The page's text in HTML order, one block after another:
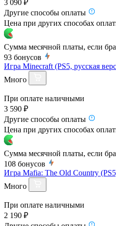
3 090 ₽
Другие способы оплаты
Цена при других способах
Сумма месячной платы, если
93 бонусов
Игра Minecraft (PS5, русская
Много
При оплате наличными
3 590 ₽
Другие способы оплаты
Цена при других способах
Сумма месячной платы, если
108 бонусов
Игра Mafia: The Old Country
Много
При оплате наличными
2 190 ₽